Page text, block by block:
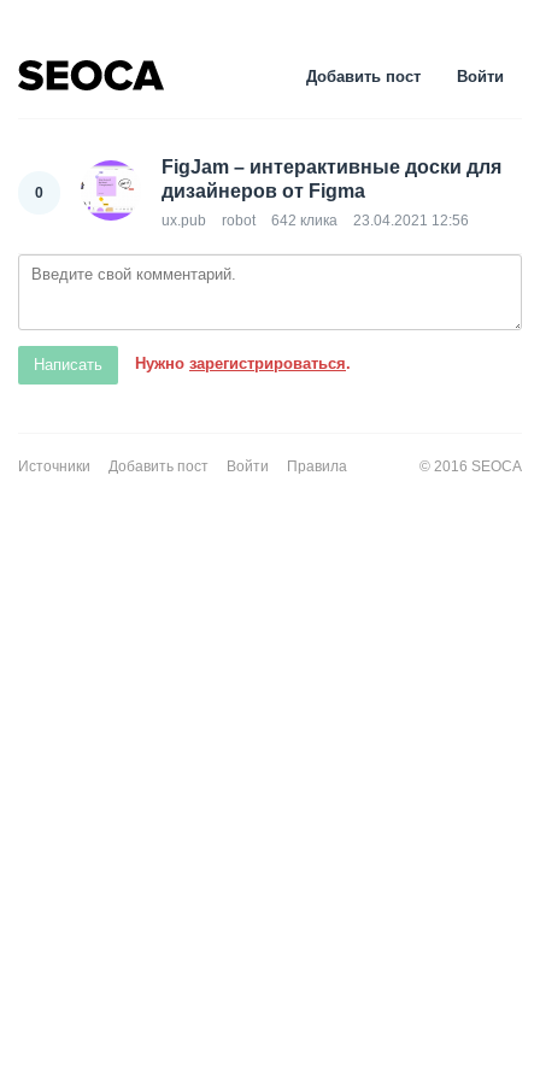
Добавить пост Войти
0
FigJam – интерактивные доски для
дизайнеров от Figma
ux.pub robot 642 клика 23.04.2021 12:56
Нужно зарегистрироваться.
Источники Добавить пост Войти Правила © 2016 SEOCA